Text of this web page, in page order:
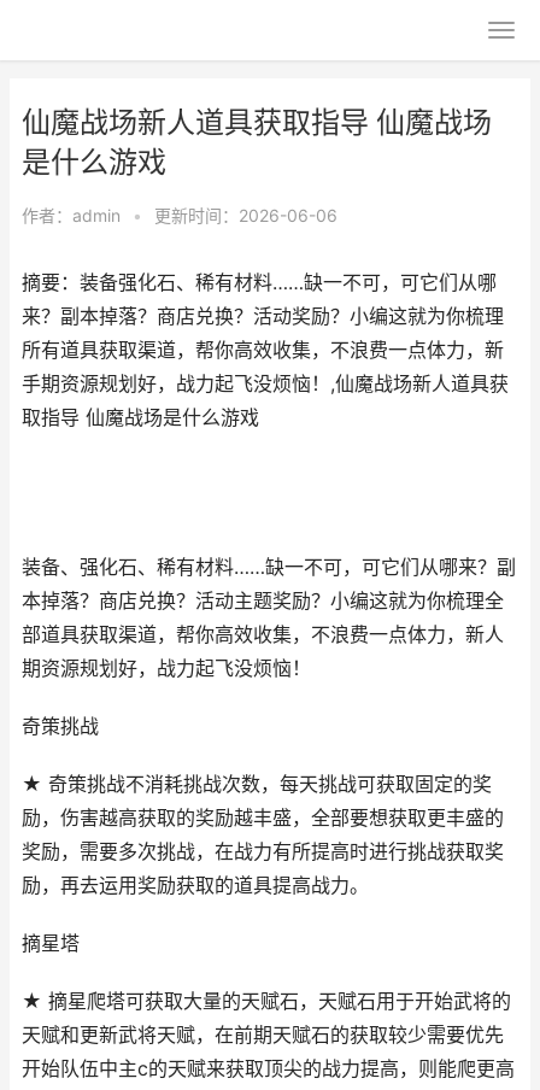
仙魔战场新人道具获取指导 仙魔战场
是什么游戏
作者： admin • 更新时间：2026-06-06
摘要：装备强化石、稀有材料……缺一不可，可它们从哪
来？副本掉落？商店兑换？活动奖励？小编这就为你梳理
所有道具获取渠道，帮你高效收集，不浪费一点体力，新
手期资源规划好，战力起飞没烦恼！,仙魔战场新人道具获
取指导 仙魔战场是什么游戏
装备、强化石、稀有材料……缺一不可，可它们从哪来？副
本掉落？商店兑换？活动主题奖励？小编这就为你梳理全
部道具获取渠道，帮你高效收集，不浪费一点体力，新人
期资源规划好，战力起飞没烦恼！
奇策挑战
★ 奇策挑战不消耗挑战次数，每天挑战可获取固定的奖
励，伤害越高获取的奖励越丰盛，全部要想获取更丰盛的
奖励，需要多次挑战，在战力有所提高时进行挑战获取奖
励，再去运用奖励获取的道具提高战力。
摘星塔
★ 摘星爬塔可获取大量的天赋石，天赋石用于开始武将的
天赋和更新武将天赋，在前期天赋石的获取较少需要优先
开始队伍中主c的天赋来获取顶尖的战力提高，则能爬更高